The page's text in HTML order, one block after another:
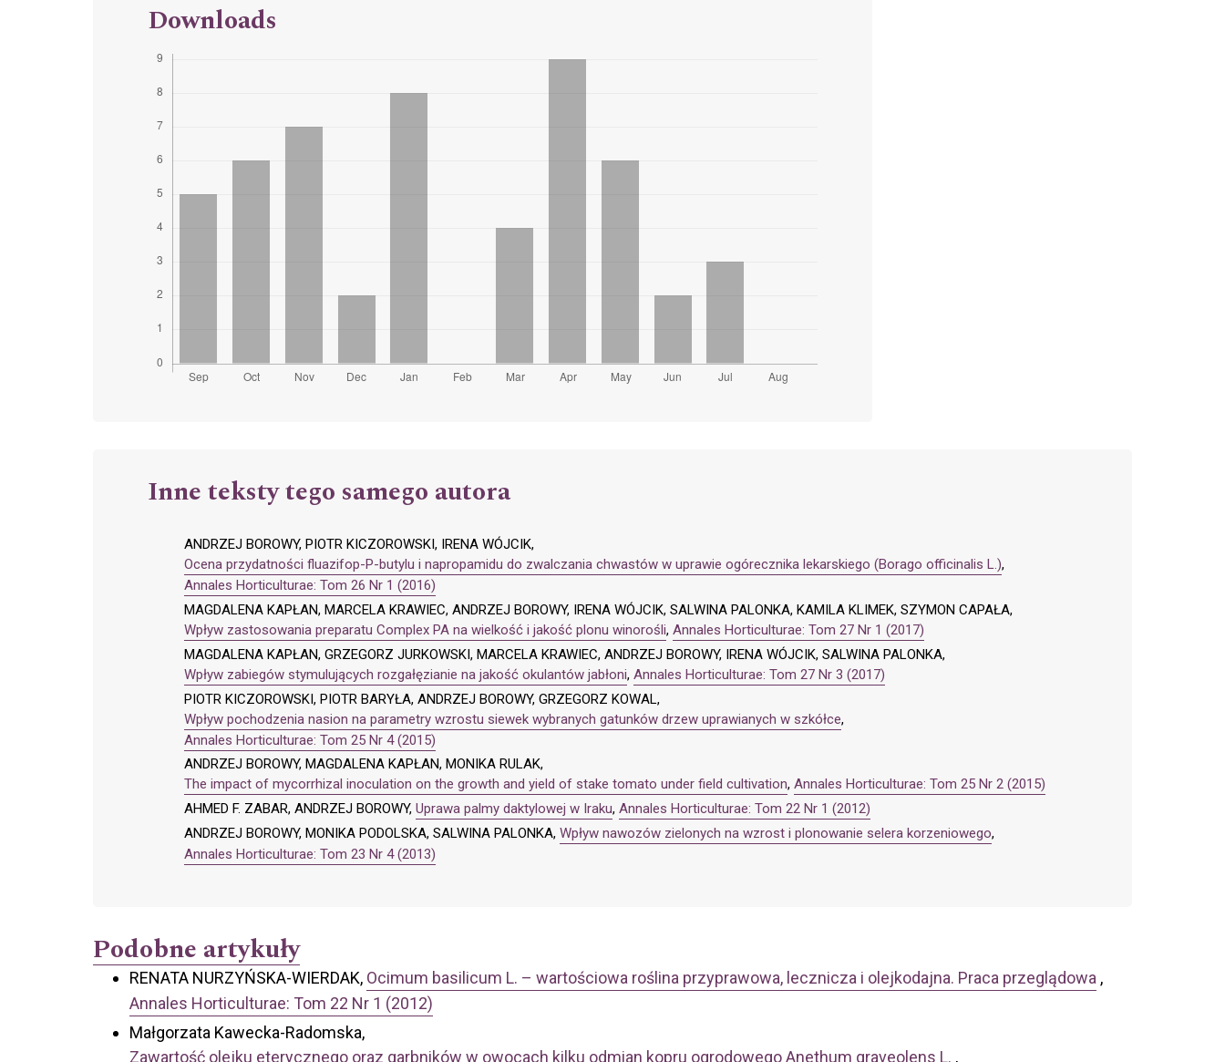
Downloads
Inne teksty tego samego autora
ANDRZEJ BOROWY, PIOTR KICZOROWSKI, IRENA WÓJCIK,
Ocena przydatności fluazifop-P-butylu i napropamidu do zwalczania chwastów w uprawie ogórecznika lekarskiego (Borago officinalis L.),
Annales Horticulturae: Tom 26 Nr 1 (2016)
MAGDALENA KAPŁAN, MARCELA KRAWIEC, ANDRZEJ BOROWY, IRENA WÓJCIK, SALWINA PALONKA, KAMILA KLIMEK, SZYMON CAPAŁA,
Wpływ zastosowania preparatu Complex PA na wielkość i jakość plonu winorośli, Annales Horticulturae: Tom 27 Nr 1 (2017)
MAGDALENA KAPŁAN, GRZEGORZ JURKOWSKI, MARCELA KRAWIEC, ANDRZEJ BOROWY, IRENA WÓJCIK, SALWINA PALONKA,
Wpływ zabiegów stymulujących rozgałęzianie na jakość okulantów jabłoni, Annales Horticulturae: Tom 27 Nr 3 (2017)
PIOTR KICZOROWSKI, PIOTR BARYŁA, ANDRZEJ BOROWY, GRZEGORZ KOWAL,
Wpływ pochodzenia nasion na parametry wzrostu siewek wybranych gatunków drzew uprawianych w szkółce,
Annales Horticulturae: Tom 25 Nr 4 (2015)
ANDRZEJ BOROWY, MAGDALENA KAPŁAN, MONIKA RULAK,
The impact of mycorrhizal inoculation on the growth and yield of stake tomato under field cultivation, Annales Horticulturae: Tom 25 Nr 2 (2015)
AHMED F. ZABAR, ANDRZEJ BOROWY, Uprawa palmy daktylowej w Iraku, Annales Horticulturae: Tom 22 Nr 1 (2012)
ANDRZEJ BOROWY, MONIKA PODOLSKA, SALWINA PALONKA, Wpływ nawozów zielonych na wzrost i plonowanie selera korzeniowego,
Annales Horticulturae: Tom 23 Nr 4 (2013)
Podobne artykuły
RENATA NURZYŃSKA-WIERDAK, Ocimum basilicum L. – wartościowa roślina przyprawowa, lecznicza i olejkodajna. Praca przeglądowa ,
Annales Horticulturae: Tom 22 Nr 1 (2012)
Małgorzata Kawecka-Radomska,
Zawartość olejku eterycznego oraz garbników w owocach kilku odmian kopru ogrodowego Anethum graveolens L. ,